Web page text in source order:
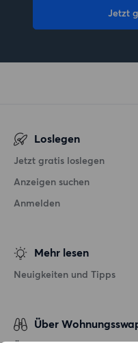
Jetzt
Loslegen
Jetzt gratis loslegen
Anzeigen suchen
Anmelden
Mehr lesen
Neuigkeiten und Tipps
Über